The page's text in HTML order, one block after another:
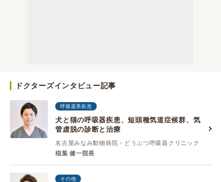
ドクターズインタビュー記事
呼吸器系疾患
犬と猫の呼吸器疾患、短頭種気道症候群、気
管虚脱の診断と治療
名古屋みなみ動物病院・どうぶつ呼吸器クリニック
稲葉 健一院長
その他